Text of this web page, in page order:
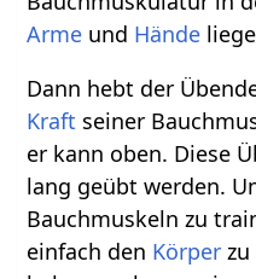
Arme und Hände
Dann hebt der
Kraft seiner
er kann oben. Diese
lang geübt werden.
Bauchmuskeln zu
einfach den Körper